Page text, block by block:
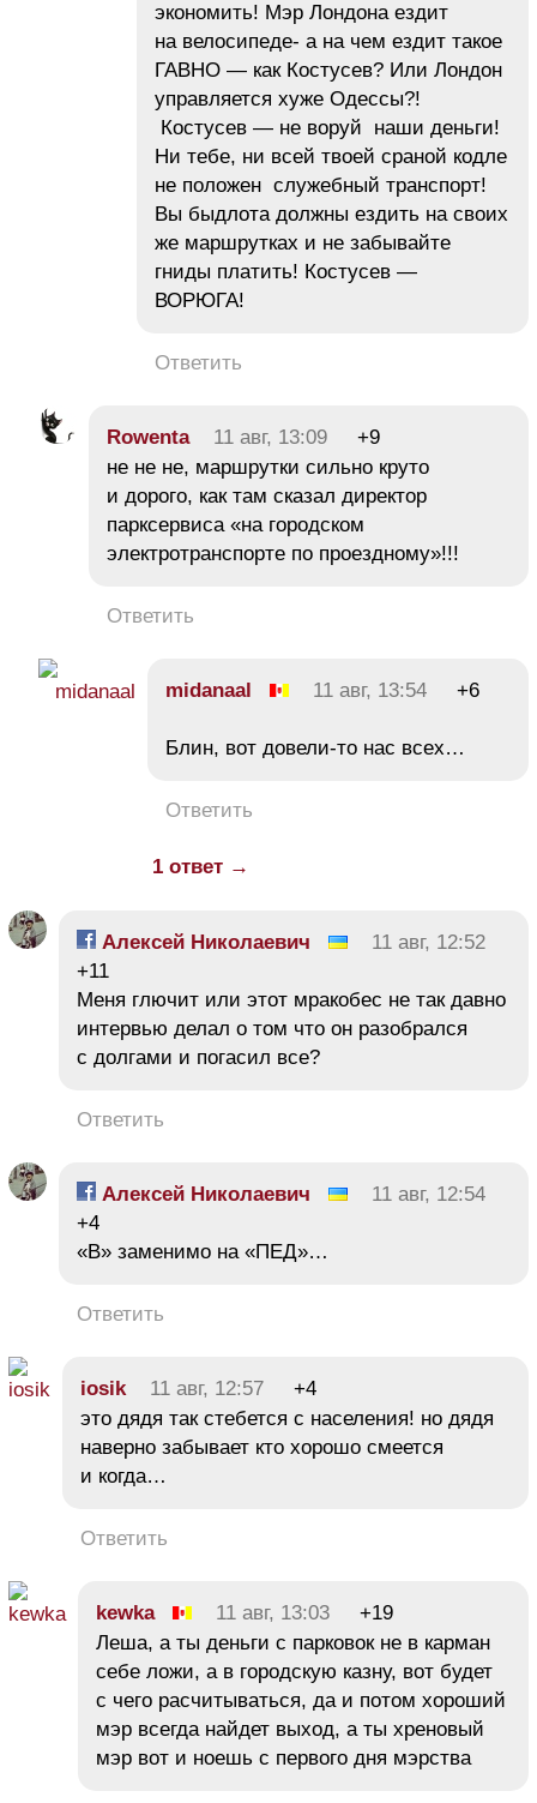
экономить! Мэр Лондона ездит
на велосипеде- а на чем ездит такое
ГАВНО — как Костусев? Или Лондон
управляется хуже Одессы?!
Костусев — не воруй наши деньги!
Ни тебе, ни всей твоей сраной кодле
не положен служебный транспорт!
Вы быдлота должны ездить на своих
же маршрутках и не забывайте
гниды платить! Костусев —
ВОРЮГА!
Ответить
Rowenta 11 авг, 13:09
+9
не не не, маршрутки сильно круто
и дорого, как там сказал директор
парксервиса «на городском
электротранспорте по проездному»!!!
Ответить
midanaal 11 авг, 13:54 +6
Блин, вот довели-то нас всех…
Ответить
1 ответ →
Алексей Николаевич
11 авг, 12:52
+11
Меня глючит или этот мракобес не так давно
интервью делал о том что он разобрался
с долгами и погасил все?
Ответить
Алексей Николаевич
11 авг, 12:54
+4
«В» заменимо на «ПЕД»…
Ответить
iosik 11 авг, 12:57
+4
это дядя так стебется с населения! но дядя
наверно забывает кто хорошо смеется
и когда…
Ответить
kewka 11 авг, 13:03
+19
Леша, а ты деньги с парковок не в карман
себе ложи, а в городскую казну, вот будет
с чего расчитываться, да и потом хороший
мэр всегда найдет выход, а ты хреновый
мэр вот и ноешь с первого дня мэрства